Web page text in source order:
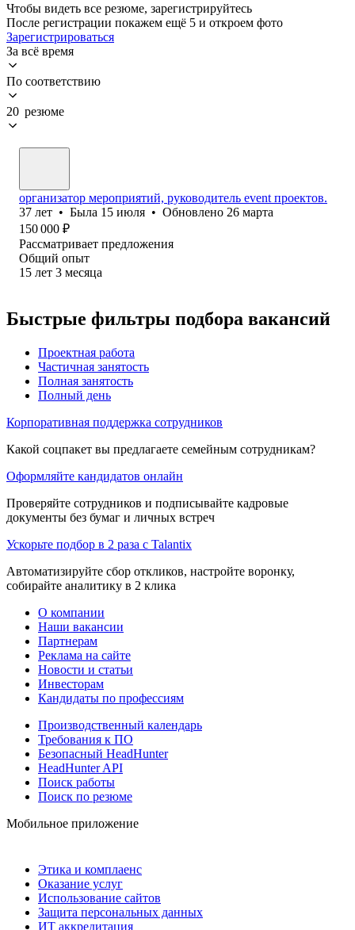
Чтобы видеть все резюме, зарегистрируйтесь
После регистрации покажем ещё 5 и откроем фото
Зарегистрироваться
За всё время
По соответствию
20 резюме
организатор мероприятий, руководитель event проектов.
37 лет • Была 15 июля • Обновлено 26 марта
150 000 ₽
Рассматривает предложения
Общий опыт
15 лет 3 месяца
Быстрые фильтры подбора вакансий
Проектная работа
Частичная занятость
Полная занятость
Полный день
Корпоративная поддержка сотрудников
Какой соцпакет вы предлагаете семейным сотрудникам?
Оформляйте кандидатов онлайн
Проверяйте сотрудников и подписывайте кадровые
документы без бумаг и личных встреч
Ускорьте подбор в 2 раза с Talantix
Автоматизируйте сбор откликов, настройте воронку,
собирайте аналитику в 2 клика
О компании
Наши вакансии
Партнерам
Реклама на сайте
Новости и статьи
Инвесторам
Кандидаты по профессиям
Производственный календарь
Требования к ПО
Безопасный HeadHunter
HeadHunter API
Поиск работы
Поиск по резюме
Мобильное приложение
Этика и комплаенс
Оказание услуг
Использование сайтов
Защита персональных данных
ИТ аккредитация